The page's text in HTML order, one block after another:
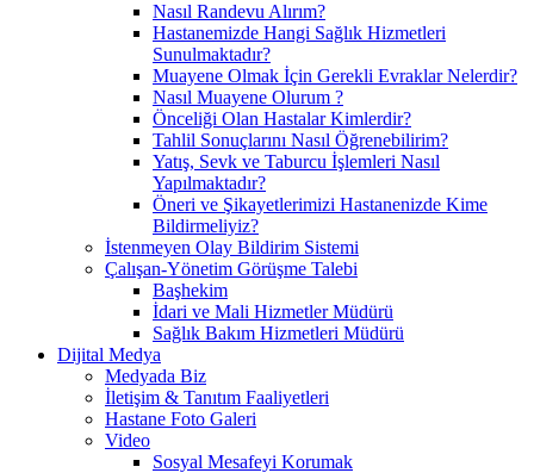
Nasıl Randevu Alırım?
Hastanemizde Hangi Sağlık Hizmetleri
Sunulmaktadır?
Muayene Olmak İçin Gerekli Evraklar Nelerdir?
Nasıl Muayene Olurum ?
Önceliği Olan Hastalar Kimlerdir?
Tahlil Sonuçlarını Nasıl Öğrenebilirim?
Yatış, Sevk ve Taburcu İşlemleri Nasıl
Yapılmaktadır?
Öneri ve Şikayetlerimizi Hastanenizde Kime
Bildirmeliyiz?
İstenmeyen Olay Bildirim Sistemi
Çalışan-Yönetim Görüşme Talebi
Başhekim
İdari ve Mali Hizmetler Müdürü
Sağlık Bakım Hizmetleri Müdürü
Dijital Medya
Medyada Biz
İletişim & Tanıtım Faaliyetleri
Hastane Foto Galeri
Video
Sosyal Mesafeyi Korumak